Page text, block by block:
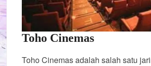
Toho Cinemas
Toho Cinemas adalah salah satu